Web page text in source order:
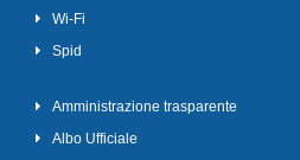
Wi-Fi
Spid
Amministrazione trasparente
Albo Ufficiale